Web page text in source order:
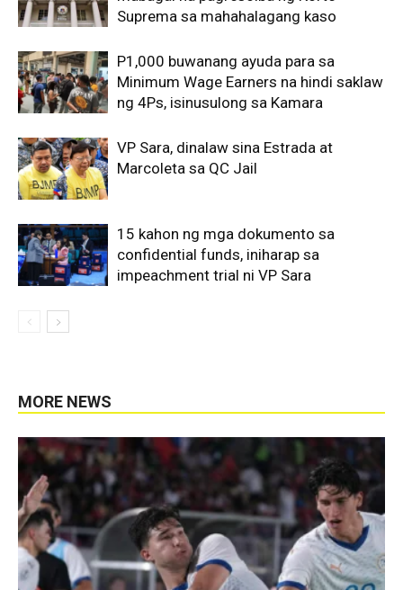
Suprema sa mahahalagang kaso
P1,000 buwanang ayuda para sa
Minimum Wage Earners na hindi saklaw
ng 4Ps, isinusulong sa Kamara
VP Sara, dinalaw sina Estrada at
Marcoleta sa QC Jail
15 kahon ng mga dokumento sa
confidential funds, iniharap sa
impeachment trial ni VP Sara
MORE NEWS